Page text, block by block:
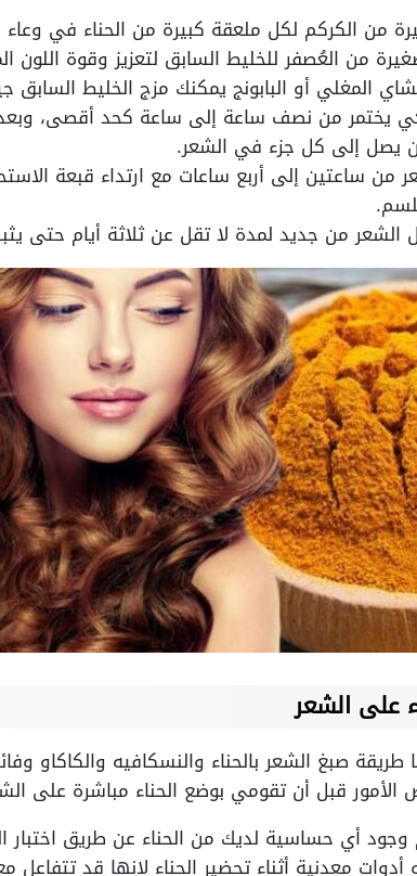
من الكركم لكل ملعقة كبيرة من الحناء في
من العُصفر للخليط السابق لتعزيز وقوة اللون
المغلي أو البابونج يمكنك مزج الخليط
يختمر من نصف ساعة إلى ساعة كحد أقصى،
يصل إلى كل جزء في الشعر.
من ساعتين إلى أربع ساعات مع ارتداء قبعة
من جديد لمدة لا تقل عن ثلاثة أيام حتى
على الشعر
طريقة صبغ الشعر بالحناء والنسكافيه
الأمور قبل أن تقومي بوضع الحناء مباشرة على
أي حساسية لديك من الحناء عن طريق اختبار
معدنية أثناء تحضير الحناء لإنها قد تتفاعل